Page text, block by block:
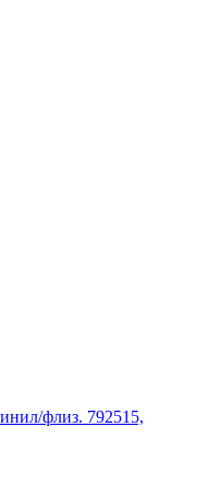
флиз. 792515,